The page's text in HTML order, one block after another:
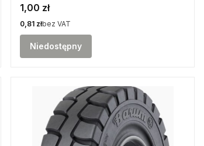
Cena
1,00 zł
Cena
0,81 złbez VAT
Niedostępny